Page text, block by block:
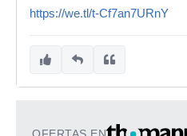
https://we.tl/t-Cf7an7URnY